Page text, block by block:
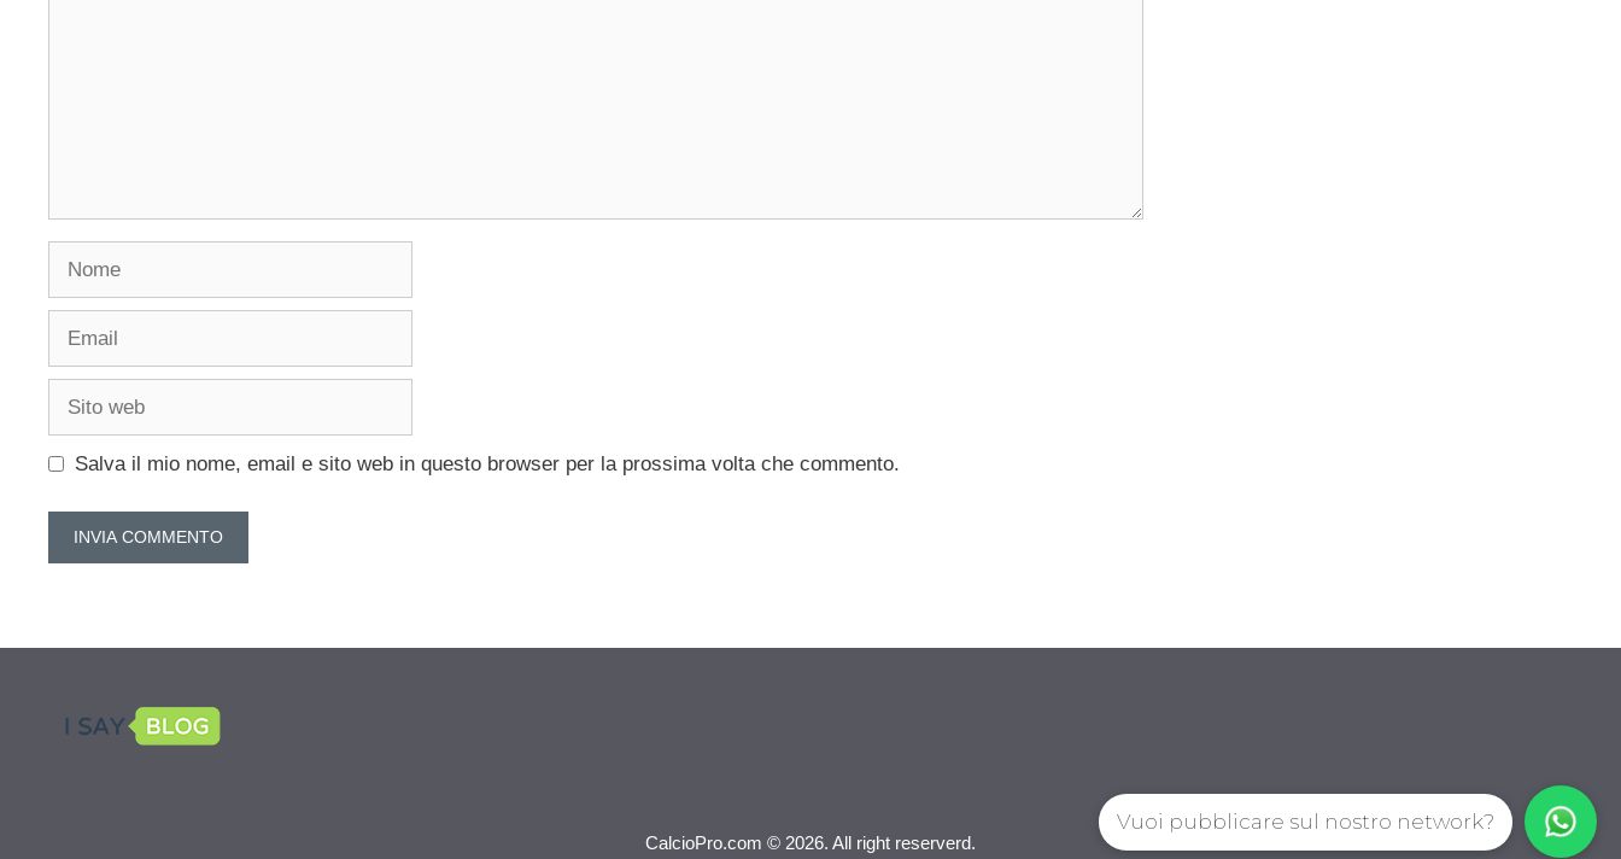
Nome
Email
Sito
Salva il mio nome, email e sito web in questo browser per la prossima volta che commento.
CalcioPro.com © 2026. All right reserverd.
Vuoi pubblicare sul nostro network?